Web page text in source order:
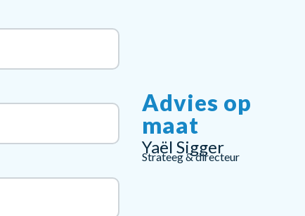
Advies op
maat
Yaël Sigger
Strateeg & directeur